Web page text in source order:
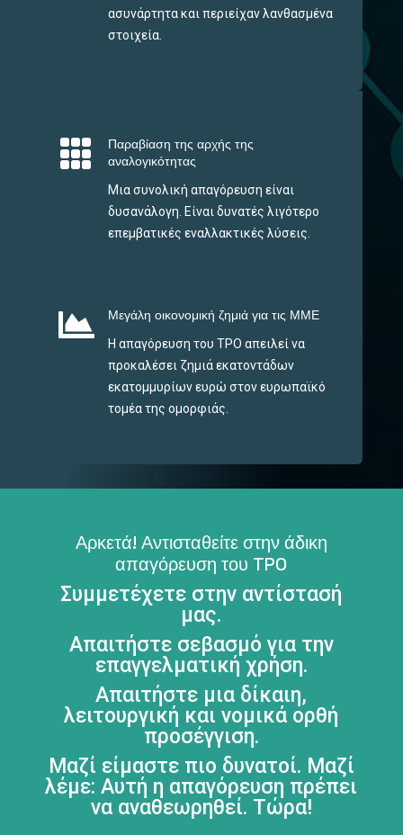
ασυνάρτητα και περιείχαν λανθασμένα
στοιχεία.

Παραβίαση της αρχής της
αναλογικότητας
Μια συνολική απαγόρευση είναι
δυσανάλογη. Είναι δυνατές λιγότερο
επεμβατικές εναλλακτικές λύσεις.
 Μεγάλη οικονομική ζημιά για τις ΜΜΕ
Η απαγόρευση του TPO απειλεί να
προκαλέσει ζημιά εκατοντάδων
εκατομμυρίων ευρώ στον ευρωπαϊκό
τομέα της ομορφιάς.
Αρκετά! Αντισταθείτε στην άδικη
απαγόρευση του TPO
Συμμετέχετε στην αντίστασή
μας.
Απαιτήστε σεβασμό για την
επαγγελματική χρήση.
Απαιτήστε μια δίκαιη,
λειτουργική και νομικά ορθή
προσέγγιση.
Μαζί είμαστε πιο δυνατοί. Μαζί
λέμε: Αυτή η απαγόρευση πρέπει
να αναθεωρηθεί. Τώρα!